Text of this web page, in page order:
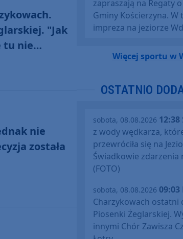
"Jak
tu nie
nie
została
zapraszają na Regaty
Gminy Kościerzyna. W
impreza na jeziorze
Więcej sportu w
OSTATNIO
sobota, 08.08.2026 12:38
z wody wędkarza,
przewróciła się na
Świadkowie zdarzenia
(FOTO)
sobota, 08.08.2026 09:03
Charzykowach ostatni
Piosenki Żeglarskiej.
innymi Chór Zawisza